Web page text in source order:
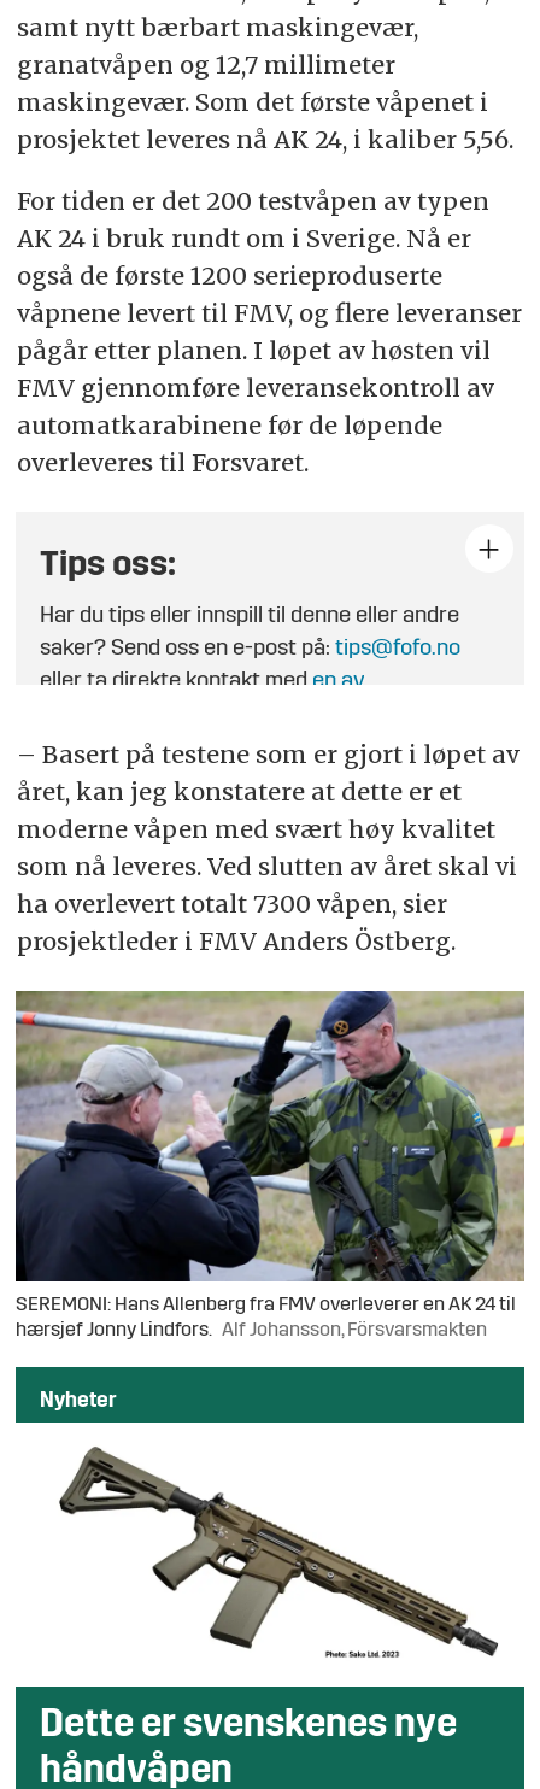
samt nytt bærbart maskingevær,
granatvåpen og 12,7 millimeter
maskingevær. Som det første våpenet i
prosjektet leveres nå AK 24, i kaliber 5,56.
For tiden er det 200 testvåpen av typen
AK 24 i bruk rundt om i Sverige. Nå er
også de første 1200 serieproduserte
våpnene levert til FMV, og flere leveranser
pågår etter planen. I løpet av høsten vil
FMV gjennomføre leveransekontroll av
automatkarabinene før de løpende
overleveres til Forsvaret.
Tips oss:
Har du tips eller innspill til denne eller andre
saker? Send oss en e-post på:tips@fofo.no
eller ta direkte kontakt med en av
– Basert på testene som er gjort i løpet av
året, kan jeg konstatere at dette er et
moderne våpen med svært høy kvalitet
som nå leveres. Ved slutten av året skal vi
ha overlevert totalt 7300 våpen, sier
prosjektleder i FMV Anders Östberg.
SEREMONI: Hans Allenberg fra FMV overleverer en AK 24 til
hærsjef Jonny Lindfors. Alf Johansson, Försvarsmakten
Nyheter
Dette er svenskenes nye
håndvåpen